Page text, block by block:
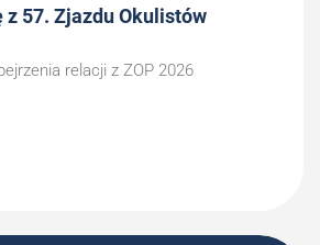
z 57. Zjazdu Okulistów
relacji z ZOP 2026